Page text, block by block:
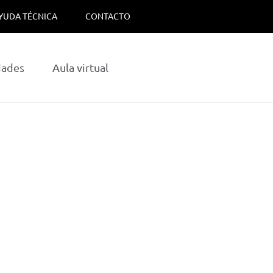
TÉCNICA CONTACTO
Aula virtual